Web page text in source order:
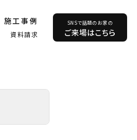
施工事例
資料請求
SNSで話題のお家の
ご来場はこちら